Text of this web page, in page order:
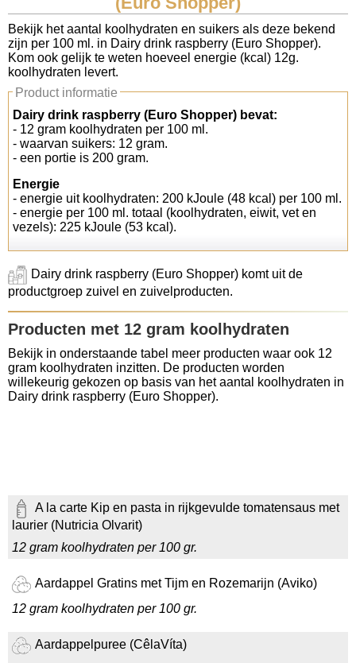
Koolhydraten tellen
Links
Bekijk het aantal koolhydraten en suikers als deze bekend
zijn per 100 ml. in Dairy drink raspberry (Euro Shopper).
Kom ook gelijk te weten hoeveel energie (kcal) 12g.
koolhydraten levert.
Product informatie
Dairy drink raspberry (Euro Shopper) bevat:
- 12 gram koolhydraten per 100 ml.
- waarvan suikers: 12 gram.
- een portie is 200 gram.
Energie
- energie uit koolhydraten: 200 kJoule (48 kcal) per 100 ml.
- energie per 100 ml. totaal (koolhydraten, eiwit, vet en
vezels): 225 kJoule (53 kcal).
Dairy drink raspberry (Euro Shopper) komt uit de
productgroep zuivel en zuivelproducten.
Producten met 12 gram koolhydraten
Bekijk in onderstaande tabel meer producten waar ook 12
gram koolhydraten inzitten. De producten worden
willekeurig gekozen op basis van het aantal koolhydraten in
Dairy drink raspberry (Euro Shopper).
A la carte Kip en pasta in rijkgevulde tomatensaus met
laurier (Nutricia Olvarit)
12 gram koolhydraten per 100 gr.
Aardappel Gratins met Tijm en Rozemarijn (Aviko)
12 gram koolhydraten per 100 gr.
Aardappelpuree (CêlaVíta)